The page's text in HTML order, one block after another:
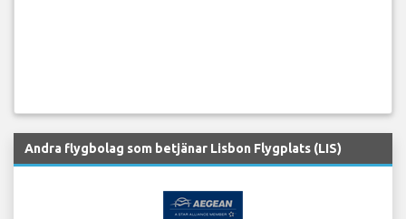
Andra flygbolag som betjänar Lisbon Flygplats (LIS)